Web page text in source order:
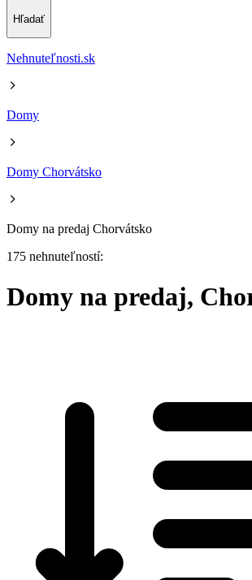
Hľadať
Nehnuteľnosti.sk
Domy
Domy Chorvátsko
Domy na predaj Chorvátsko
175 nehnuteľností:
Domy na predaj,